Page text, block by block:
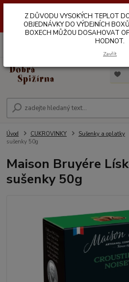
VÝDEJNÍCH BOXŮ. TEPLOTA V TĚCHTO
OPRAVDU
Úvod CUKROVINKY Sušenky a oplatky
sušenky 50g
Maison Bruyére
sušenky 50g
Z DŮVODU VYSOKÝCH TEPLOT
OBJEDNÁVKY DO VÝDEJNÍCH
BOXECH MŮŽOU DOSAHOVAT
HODNOT.
Zavřít